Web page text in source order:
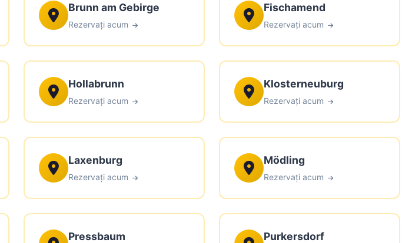
Brunn am Gebirge
Rezervați acum
Fischamend
Rezervați acum
Hollabrunn
Rezervați acum
Klosterneuburg
Rezervați acum
Laxenburg
Rezervați acum
Mödling
Rezervați acum
Pressbaum Purkersdorf